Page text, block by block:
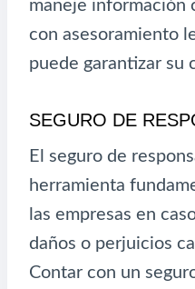
maneje información
con asesoramiento
puede garantizar su
SEGURO DE
El seguro de
herramienta
las empresas en
daños o perjuicios
Contar con un